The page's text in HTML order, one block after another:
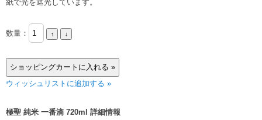
紙で光を遮光しています。
数量：
ウィッシュリストに追加する »
極聖 純米 一番滴 720ml 詳細情報